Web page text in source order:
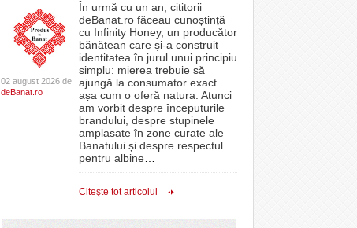
02 august 2026 de
deBanat.ro
În urmă cu un an, cititorii
deBanat.ro făceau cunoștință
cu Infinity Honey, un producător
bănățean care și-a construit
identitatea în jurul unui principiu
simplu: mierea trebuie să
ajungă la consumator exact
așa cum o oferă natura. Atunci
am vorbit despre începuturile
brandului, despre stupinele
amplasate în zone curate ale
Banatului și despre respectul
pentru albine
Citeşte tot articolul